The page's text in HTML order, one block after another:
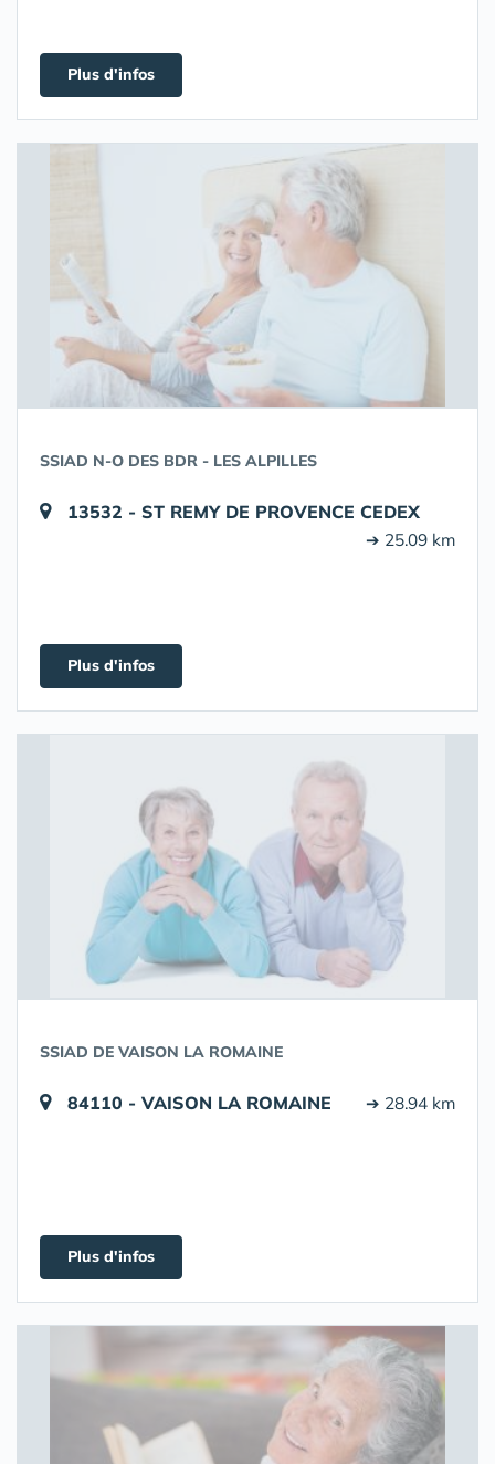
Plus d'infos
SSIAD N-O DES BDR - LES ALPILLES
13532 - ST REMY DE PROVENCE CEDEX
➔ 25.09 km
Plus d'infos
SSIAD DE VAISON LA ROMAINE
84110 - VAISON LA ROMAINE ➔ 28.94 km
Plus d'infos